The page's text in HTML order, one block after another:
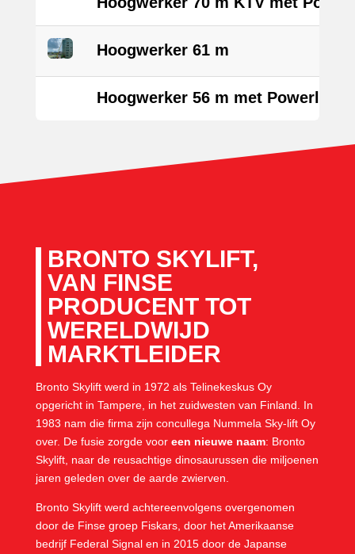
Hoogwerker 61 m
Hoogwerker 56 m met Powerlift
BRONTO SKYLIFT,
VAN FINSE
PRODUCENT TOT
WERELDWIJD
MARKTLEIDER
Bronto Skylift werd in 1972 als Telinekeskus Oy
opgericht in Tampere, in het zuidwesten van Finland. In
1983 nam die firma zijn concullega Nummela Sky-lift Oy
over. De fusie zorgde voor een nieuwe naam: Bronto
Skylift, naar de reusachtige dinosaurussen die miljoenen
jaren geleden over de aarde zwierven.
Bronto Skylift werd achtereenvolgens overgenomen
door de Finse groep Fiskars, door het Amerikaanse
bedrijf Federal Signal en in 2015 door de Japanse